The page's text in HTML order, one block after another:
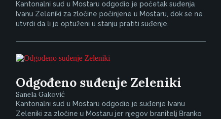
Kantonalni sud u Mostaru odgodio je početak suđenja
Ivanu Zeleniki za zločine počinjene u Mostaru, dok se ne
utvrdi da li je optuženi u stanju pratiti suđenje.
Odgođeno suđenje Zeleniki
Sanela Gaković
Kantonalni sud u Mostaru odgodio je suđenje Ivanu
Zeleniki za zločine u Mostaru jer njegov branitelj Branko